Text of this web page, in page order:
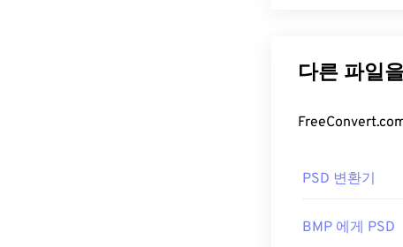
에 저장할 수 있
나 그래픽 디자
PSD 파일을 여
PSD 변환기
BMP 에게 PSD